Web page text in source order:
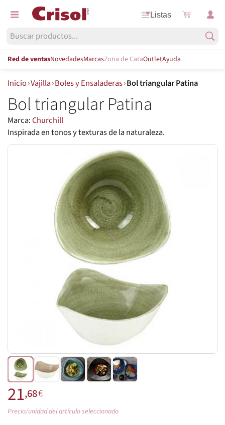
Listas
Red de ventasNovedadesMarcasZona de CataOutletAyuda
Inicio›Vajilla›Boles y Ensaladeras›Bol triangular Patina
Bol triangular Patina
Marca:Churchill
Inspirada en tonos y texturas de la naturaleza.
21,68€
Precio/unidad del artículo seleccionado